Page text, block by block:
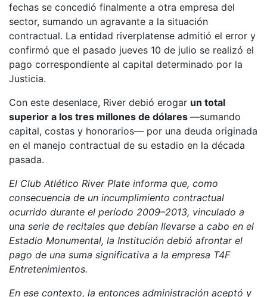
fechas se concedió finalmente a otra empresa del
sector, sumando un agravante a la situación
contractual. La entidad riverplatense admitió el error y
confirmó que el pasado jueves 10 de julio se realizó el
pago correspondiente al capital determinado por la
Justicia.
Con este desenlace, River debió erogar un total
superior a los tres millones de dólares —sumando
capital, costas y honorarios— por una deuda originada
en el manejo contractual de su estadio en la década
pasada.
El Club Atlético River Plate informa que, como
consecuencia de un incumplimiento contractual
ocurrido durante el período 2009–2013, vinculado a
una serie de recitales que debían llevarse a cabo en el
Estadio Monumental, la Institución debió afrontar el
pago de una suma significativa a la empresa T4F
Entretenimientos.
En ese contexto, la entonces administración aceptó y